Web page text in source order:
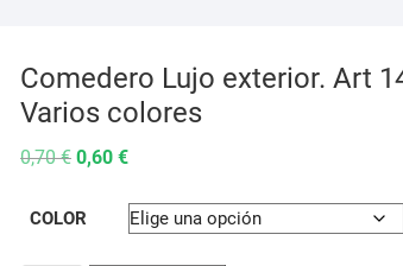
Comedero Lujo exterior. Art
Varios colores
0,70€ El
precio
era:
0,70 €.
0,60 €El
es:
0,60 €.
COLOR